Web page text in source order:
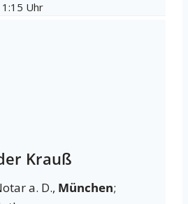
Uhr
Krauß
a. D., München;